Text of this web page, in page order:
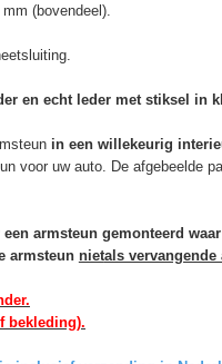
(bovendeel).
en echt leder met stiksel in
in een willekeurig
voor uw auto. De afgebeelde
armsteun gemonteerd
armsteun nietals vervangende
bekleding).